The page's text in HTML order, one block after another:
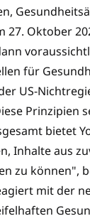
27. Oktober
für
US-
Prinzipien
bietet
Inhalte aus
zu können",
mit der